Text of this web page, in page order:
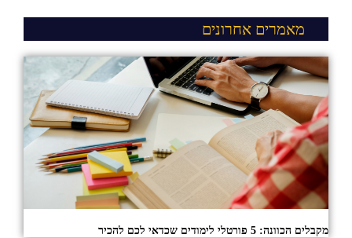
מאמרים אחרונים
מקבלים הכוונה: 5 פורטלי לימודים שכדאי לכם להכיר